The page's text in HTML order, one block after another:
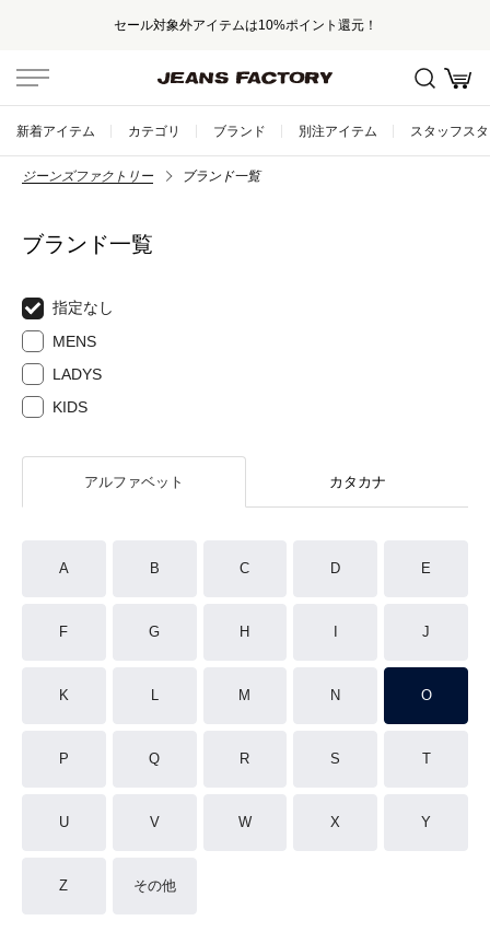
セール対象外アイテムは10%ポイント還元！
新着アイテム カテゴリ ブランド 別注アイテム スタッフス
ジーンズファクトリー ブランド一覧
ブランド一覧
指定なし
MENS
LADYS
KIDS
アルファベット カタカナ
A B C D E
F G H J
K L M N O
P Q R S T
U V W X Y
Z その他